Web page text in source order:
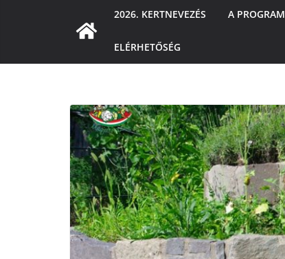
2026. KERTNEVEZÉS A PROGRAM
ELÉRHETŐSÉG